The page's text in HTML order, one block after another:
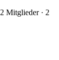
2 Mitglieder · 2